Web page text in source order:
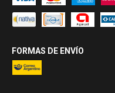
FORMAS DE ENVÍO